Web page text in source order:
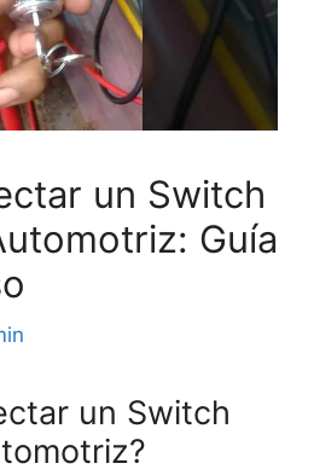
un Switch
Guía
un Switch